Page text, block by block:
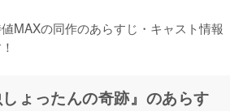
MAXの同作のあらすじ・キャスト情報
ょったんの奇跡』のあらす